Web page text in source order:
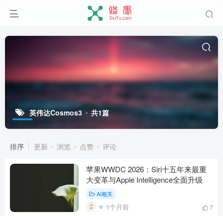
英伟达Cosmos3 共1篇
排序 更新 浏览 点赞 评论
苹果WWDC 2026：Siri十五年来最重
大变革与Apple Intelligence全面升级
AI相关
1个月前 7